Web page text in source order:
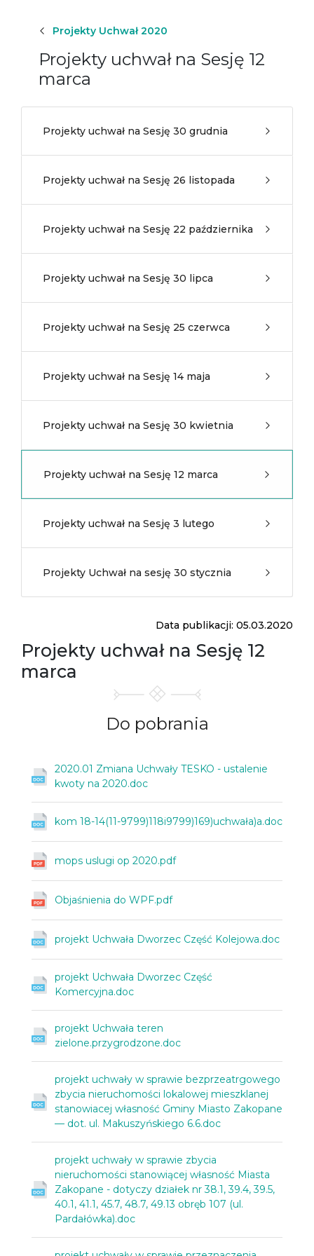
Projekty Uchwał 2020
Projekty uchwał na Sesję 12
marca
Projekty uchwał na Sesję 30 grudnia
Projekty uchwał na Sesję 26 listopada
Projekty uchwał na Sesję 22 października
Projekty uchwał na Sesję 30 lipca
Projekty uchwał na Sesję 25 czerwca
Projekty uchwał na Sesję 14 maja
Projekty uchwał na Sesję 30 kwietnia
Projekty uchwał na Sesję 12 marca
Projekty uchwał na Sesję 3 lutego
Projekty Uchwał na sesję 30 stycznia
Data publikacji: 05.03.2020
Projekty uchwał na Sesję 12
marca
Do pobrania
2020.01 Zmiana Uchwały TESKO - ustalenie
kwoty na 2020.doc
kom 18-14(11-9799)118i9799)169)uchwała)a.doc
mops uslugi op 2020.pdf
Objaśnienia do WPF.pdf
projekt Uchwała Dworzec Część Kolejowa.doc
projekt Uchwała Dworzec Część
Komercyjna.doc
projekt Uchwała teren
zielone.przygrodzone.doc
projekt uchwały w sprawie bezprzeatrgowego
zbycia nieruchomości lokalowej mieszklanej
stanowiacej własność Gminy Miasto Zakopane
— dot. ul. Makuszyńskiego 6.6.doc
projekt uchwały w sprawie zbycia
nieruchomości stanowiącej własność Miasta
Zakopane - dotyczy działek nr 38.1, 39.4, 39.5,
40.1, 41.1, 45.7, 48.7, 49.13 obręb 107 (ul.
Pardałówka).doc